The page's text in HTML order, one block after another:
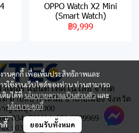
OPPO Watch X2 Mini
(Smart Watch)
฿9,999
านคุกกี้ เพื่อเพิ่มประสิทธิภาพและ
ใช้งานเว็บไซต์ของท่าน ท่านสามารถ
ติมได้ที่นโยบายความเป็นส่วนตัวและ
นโยบายคุกกี้
กี้ ยอมรับทั้งหมด
เตอร์ แอนด์ เทคโนโลยี จำกัด
ตำบลบ้านเหนือ อำเภอเมือง จังหวัด
ญจนบุรี 71000
034- 521114, 081-0099969
: 034-517533